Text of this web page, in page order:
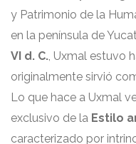
y Patrimonio de la
en la península de
VI d. C., Uxmal estuvo
originalmente sirvió
Lo que hace a Uxmal
exclusivo de la Estilo
caracterizado por